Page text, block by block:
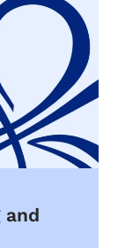
and